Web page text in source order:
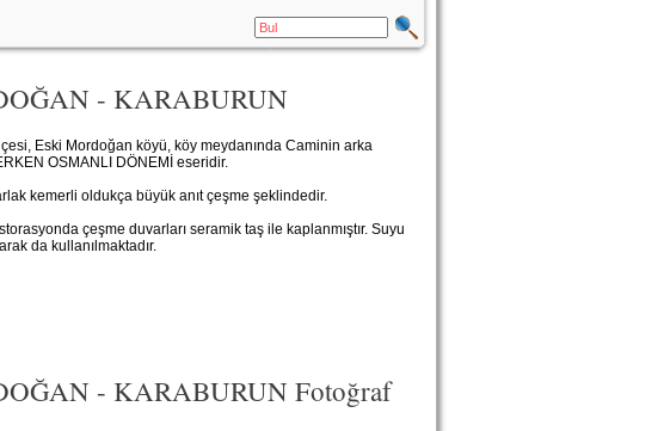
- KARABURUN
Eski Mordoğan köyü, köy meydanında Caminin arka
OSMANLI DÖNEMİ eseridir.
kemerli oldukça büyük anıt çeşme şeklindedir.
çeşme duvarları seramik taş ile kaplanmıştır. Suyu
da kullanılmaktadır.
- KARABURUN Fotoğraf